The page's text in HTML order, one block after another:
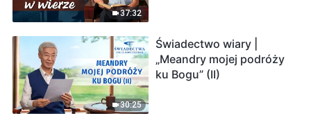
37:32
30:25
Świadectwo wiary |
„Meandry mojej podróży
ku Bogu” (II)